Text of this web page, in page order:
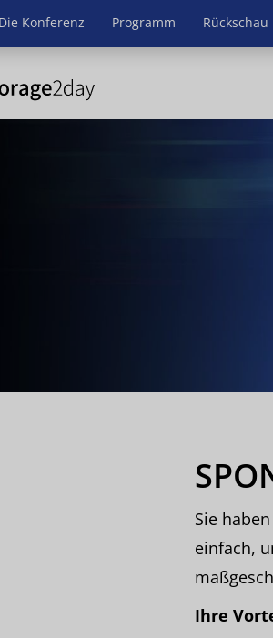
Die Konferenz Programm Rückschau
Sie
einfach,
Ihre